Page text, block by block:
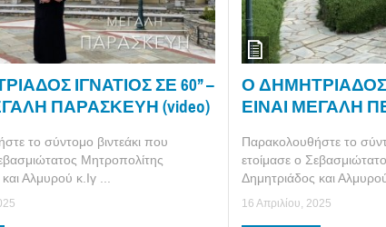
ΙΓΝΑΤΙΟΣ ΣΕ 60’’ –
ΠΑΡΑΣΚΕΥΗ (video)
το σύντομο βιντεάκι που
Μητροπολίτης
Αλμυρού κ.Ιγ ...
Ο ΔΗΜΗΤΡΙΑΔΟΣ
ΕΙΝΑΙ ΜΕΓΑΛΗ
Παρακολουθήστε το
ετοίμασε ο
Δημητριάδος και Αλμυρού
16 Απριλίου, 2025